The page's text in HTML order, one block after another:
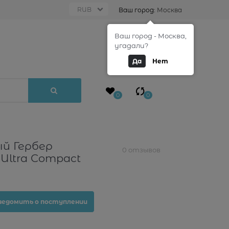
Ваш город: Москва
0
0 0
Гербер
Compact
о поступлении
0 отзывов
Ваш город - Москва,
угадали?
Да Нет